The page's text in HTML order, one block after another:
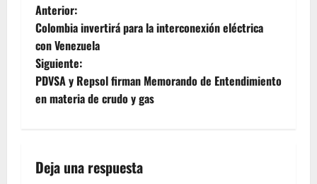
Anterior:
Colombia invertirá para la interconexión eléctrica
con Venezuela
Siguiente:
PDVSA y Repsol firman Memorando de Entendimiento
en materia de crudo y gas
Deja una respuesta